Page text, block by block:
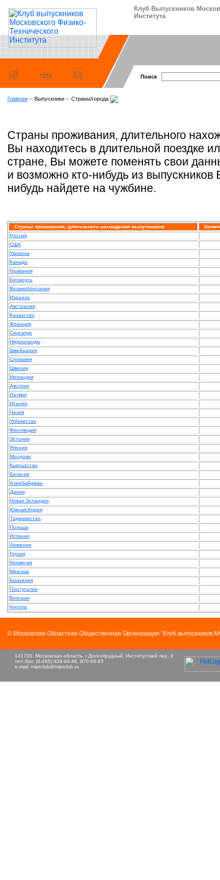
Клуб Выпускников
Института
Поиск
Главная -- Выпускники -- Страны/города
Страны проживания, длительного
Вы находитесь в длительной поездке
стране, Вы можете поменять свои
и возможно кто-нибудь из выпускников
нибудь найдете на чужбине.
Страны проживания, длительного нахождения выпускников
Россия
США
Украина
Канада
Германия
Беларусь
Великобритания
Израиль
Австралия
Казахстан
Франция
Сингапур
Нидерланды
Швейцария
Словакия
Швеция
Ирландия
Австрия
Латвия
Италия
Чехия
Узбекистан
Финляндия
Эстония
Япония
Молдова
Кыргызстан
Бельгия
Азербайджан
Дания
Новая Зеландия
Южная Корея
Таджикистан
Польша
Испания
Армения
Грузия
Норвегия
Мексика
Бразилия
Португалия
Венгрия
Ангола
© Московская Областная Общественная Организация "Клуб выпускников
141700, Московская область, г.Долгопрудный, Институтский пер.,9
тел./fax: (8-495) 409-94-46, 970-08-65
e-mail: miptclub@miptclub.ru